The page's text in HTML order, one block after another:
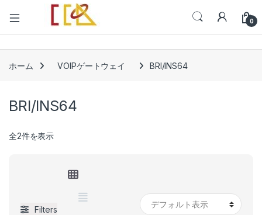
Open 0
ホーム VOIPゲートウェイ BRI/INS64
BRI/INS64
全2件を表示
Filters